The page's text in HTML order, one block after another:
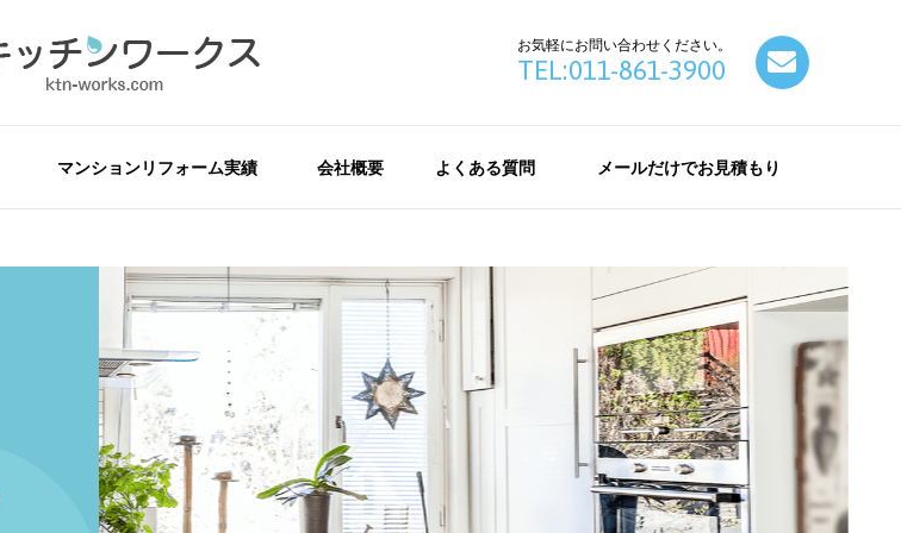
お気軽にお問い合わせください。
TEL:011-861-3900
マンションリフォーム実績 会社概要 よくある質問 メールだけでお見積もり